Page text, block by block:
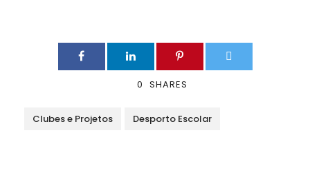
0 SHARES
Clubes e Projetos Desporto Escolar